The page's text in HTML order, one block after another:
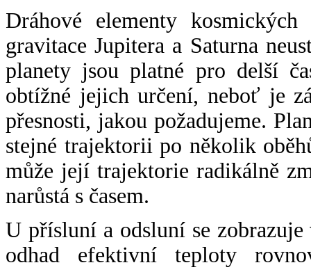
Dráhové elementy
gravitace Jupitera a Saturna
planety jsou platné pro delší
obtížné jejich určení, neboť je
přesnosti, jakou požadujeme.
stejné trajektorii po několik
může její trajektorie radikálně
narůstá s časem.
U přísluní a odsluní se
odhad efektivní teploty